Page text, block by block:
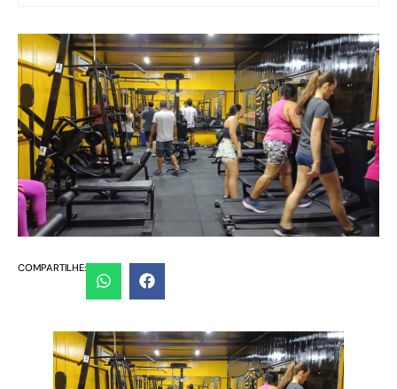
COMPARTILHE: